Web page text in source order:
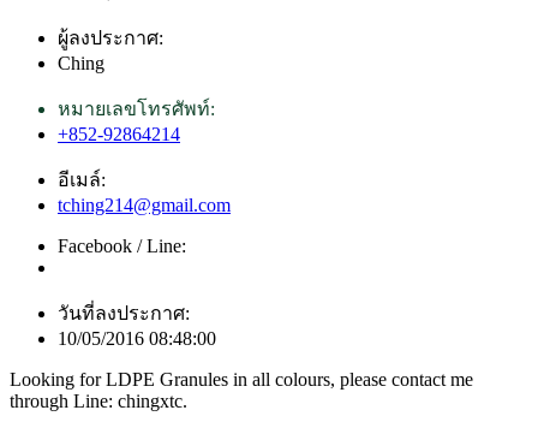
ผู้ลงประกาศ:
Ching
หมายเลขโทรศัพท์:
+852-92864214
อีเมล์:
tching214@gmail.com
Facebook / Line:
วันที่ลงประกาศ:
10/05/2016 08:48:00
Looking for LDPE Granules in all colours, please contact me
through Line: chingxtc.